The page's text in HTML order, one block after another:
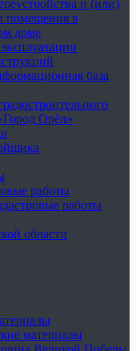
и (или)
помещения в
доме
база
Орёл»
работы
работы
области
материалы